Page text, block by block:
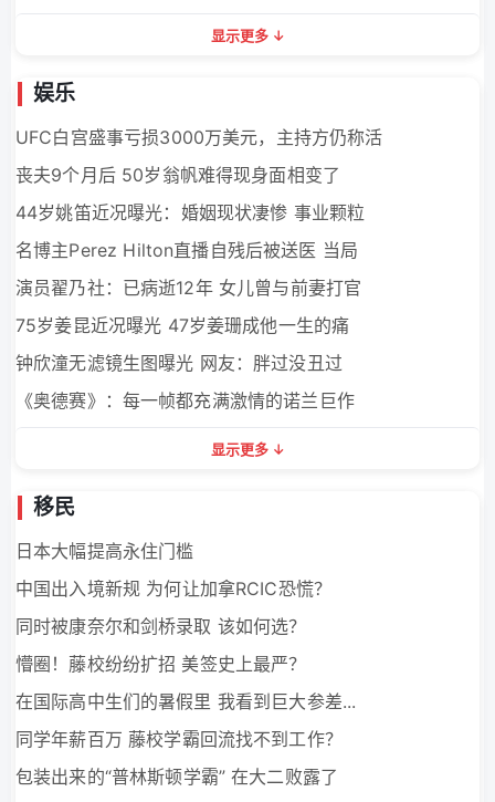
显示更多
娱乐
UFC白宫盛事亏损3000万美元，主持方仍称活
丧夫9个月后 50岁翁帆难得现身面相变了
44岁姚笛近况曝光：婚姻现状凄惨 事业颗粒
名博主Perez Hilton直播自残后被送医 当局
演员翟乃社：已病逝12年 女儿曾与前妻打官
75岁姜昆近况曝光 47岁姜珊成他一生的痛
钟欣潼无滤镜生图曝光 网友：胖过没丑过
《奥德赛》：每一帧都充满激情的诺兰巨作
显示更多
移民
日本大幅提高永住门槛
中国出入境新规 为何让加拿RCIC恐慌？
同时被康奈尔和剑桥录取 该如何选？
懵圈！藤校纷纷扩招 美签史上最严？
在国际高中生们的暑假里 我看到巨大参差...
同学年薪百万 藤校学霸回流找不到工作？
包装出来的“普林斯顿学霸” 在大二败露了